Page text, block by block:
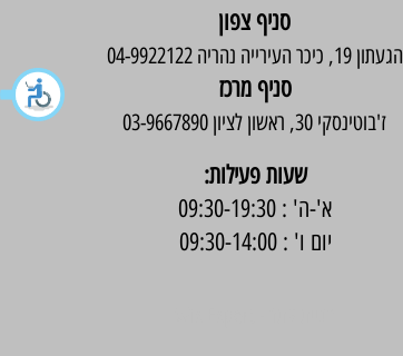
סניף צפון
הגעתון 19, כיכר העירייה נהריה 04-9922122
סניף מרכז
ז'בוטינסקי 30, ראשון לציון 03-9667890
:שעות פעילות
א'-ה' : 09:30-19:30
יום ו' : 09:30-14:00